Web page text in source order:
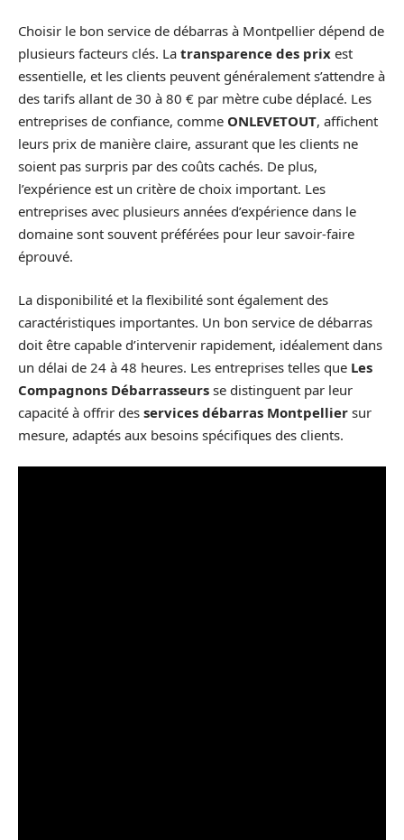
Choisir le bon service de débarras à Montpellier dépend de
plusieurs facteurs clés. La transparence des prix est
essentielle, et les clients peuvent généralement s’attendre à
des tarifs allant de 30 à 80 € par mètre cube déplacé. Les
entreprises de confiance, comme ONLEVETOUT, affichent
leurs prix de manière claire, assurant que les clients ne
soient pas surpris par des coûts cachés. De plus,
l’expérience est un critère de choix important. Les
entreprises avec plusieurs années d’expérience dans le
domaine sont souvent préférées pour leur savoir-faire
éprouvé.
La disponibilité et la flexibilité sont également des
caractéristiques importantes. Un bon service de débarras
doit être capable d’intervenir rapidement, idéalement dans
un délai de 24 à 48 heures. Les entreprises telles que Les
Compagnons Débarrasseurs se distinguent par leur
capacité à offrir des services débarras Montpellier sur
mesure, adaptés aux besoins spécifiques des clients.